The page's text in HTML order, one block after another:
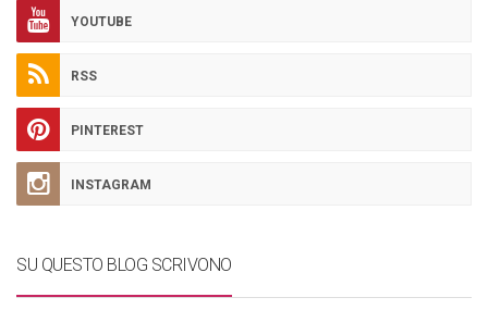
YOUTUBE
RSS
PINTEREST
INSTAGRAM
SU QUESTO BLOG SCRIVONO